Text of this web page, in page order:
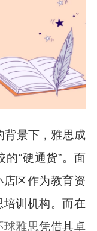
背景下，雅思成
“硬通货”。面
区作为教育资
训机构。而在
球雅思凭借其卓